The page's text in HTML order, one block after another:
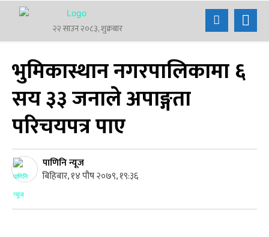
२२ साउन २०८३, शुक्रबार
भुमिकास्थान नगरपालिकामा ६
सय ३३ जनाले अपाङ्गता
परिचयपत्र पाए
पाणिनि न्यूज
बिहिबार, १४ पौष २०७९, १९:३६